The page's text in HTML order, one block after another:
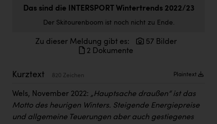
Doppler Gruppe
everfield
Fristads Austria
HIG Infomotion Group
IFE Austria GmbH
Das sind die INTERSPORT Wintertrends 2022/23
Der Skitourenboom ist noch nicht zu Ende.
Zu dieser Meldung gibt es:
57 Bilder
2 Dokumente
Kurztext 820 Zeichen Plaintext
Wels, November 2022: „Hauptsache draußen“ ist das
Motto des heurigen Winters. Steigende Energiepreise
und allgemeine Teuerungen aber auch gestiegenes